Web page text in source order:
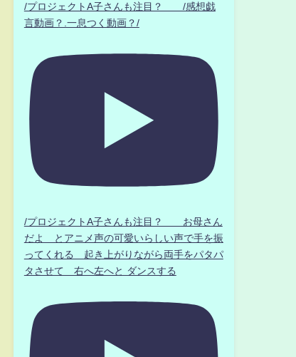
/プロジェクトA子さんも注目？ /感想戯
言動画？.一息つく動画？/
/プロジェクトA子さんも注目？ お母さん
だよ とアニメ声の可愛いらしい声で手を振
ってくれる 起き上がりながら両手をパタパ
タさせて 右へ左へと ダンスする